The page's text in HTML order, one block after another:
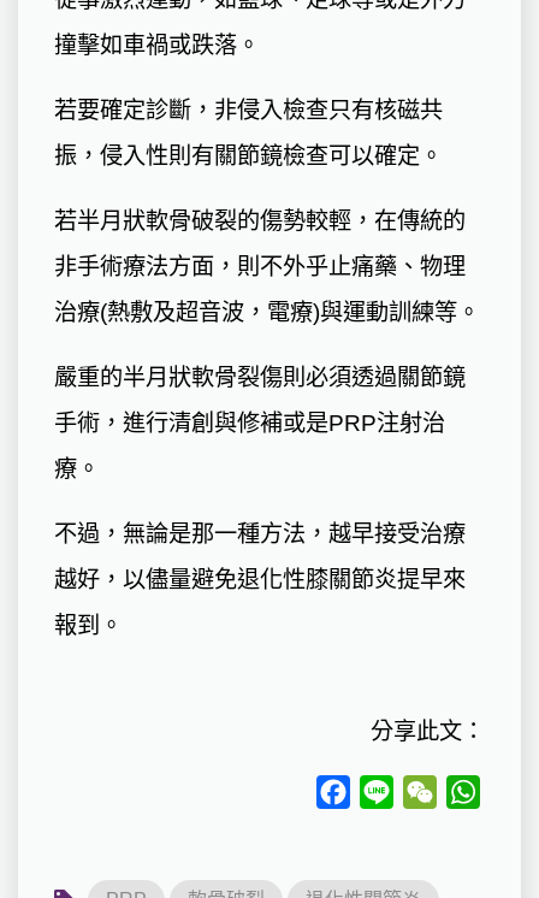
撞擊如車禍或跌落。
若要確定診斷，非侵入檢查只有核磁共
振，侵入性則有關節鏡檢查可以確定。
若半月狀軟骨破裂的傷勢較輕，在傳統的
非手術療法方面，則不外乎止痛藥、物理
治療(熱敷及超音波，電療)與運動訓練等。
嚴重的半月狀軟骨裂傷則必須透過關節鏡
手術，進行清創與修補或是PRP注射治
療。
不過，無論是那一種方法，越早接受治療
越好，以儘量避免退化性膝關節炎提早來
報到。
分享此文：
Facebook
Line WeChat